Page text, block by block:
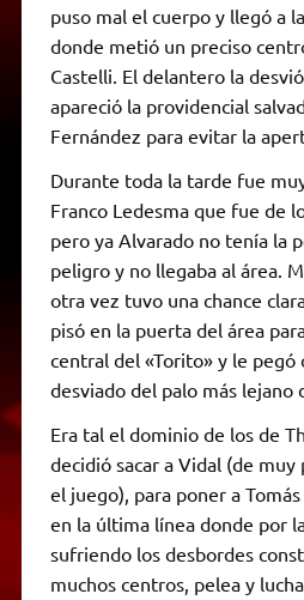
puso mal el cuerpo y llegó a
donde metió un preciso
Castelli. El delantero la
apareció la providencial
Fernández para evitar la
Durante toda la tarde fue
Franco Ledesma que fue de
pero ya Alvarado no tenía la
peligro y no llegaba al área.
otra vez tuvo una chance
pisó en la puerta del área
central del «Torito» y le pegó
desviado del palo más lejano
Era tal el dominio de los de
decidió sacar a Vidal (de muy
el juego), para poner a
en la última línea donde por
sufriendo los desbordes
muchos centros, pelea y